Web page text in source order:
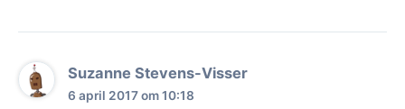
Suzanne Stevens-Visser
6 april 2017 om 10:18